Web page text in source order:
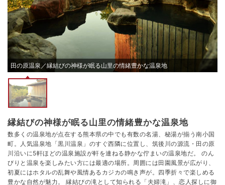
田の原温泉／縁結びの神様が眠る山里の情緒豊かな温泉地
縁結びの神様が眠る山里の情緒豊かな温泉地
数多くの温泉地が点在する熊本県の中でも有数の名湯、秘湯が揃う南小国
町。人気温泉地「黒川温泉」のすぐ西隣に位置し、筑後川の源流・田の原
川沿いに5軒ほどの温泉施設が軒を連ねる静かな佇まいの温泉地だ。 のん
びりと温泉を楽しみたい方には最適の場所。周囲には田園風景が広がり、
初夏にはホタルの乱舞や風情あるカジカの鳴き声が。四季折々で楽しめる
豊かな自然が魅力。 縁結びの滝として知られる「夫婦滝」、恋人探しに御